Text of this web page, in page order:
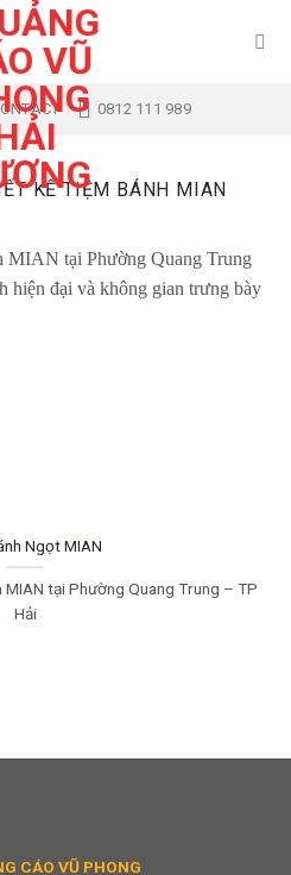
0812 111 989
KẾ TIỆM BÁNH MIAN
Ngọt MIAN
tại Phường Quang Trung – TP
Hải
CÁO VŨ PHONG